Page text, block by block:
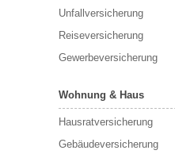
Unfallversicherung
Reiseversicherung
Gewerbeversicherung
Wohnung & Haus
Hausratversicherung
Gebäudeversicherung